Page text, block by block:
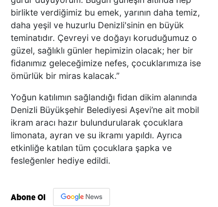
birlikte verdiğimiz bu emek, yarının daha temiz,
daha yeşil ve huzurlu Denizli'sinin en büyük
teminatıdır. Çevreyi ve doğayı koruduğumuz o
güzel, sağlıklı günler hepimizin olacak; her bir
fidanımız geleceğimize nefes, çocuklarımıza ise
ömürlük bir miras kalacak.”
Yoğun katılımın sağlandığı fidan dikim alanında
Denizli Büyükşehir Belediyesi Aşevi’ne ait mobil
ikram aracı hazır bulundurularak çocuklara
limonata, ayran ve su ikramı yapıldı. Ayrıca
etkinliğe katılan tüm çocuklara şapka ve
fesleğenler hediye edildi.
Abone Ol